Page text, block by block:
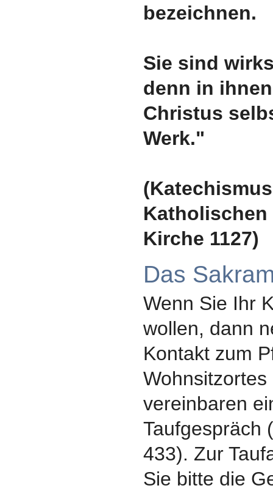
bezeichnen.
Sie sind
denn in
Christus
Werk."
Katholischen
Kirche 1127)
Das
Wenn Sie Ihr
wollen, dann
Kontakt zum
Wohnsitzortes
vereinbaren
Taufgespräch
433). Zur
Sie bitte die